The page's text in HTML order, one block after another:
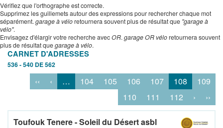
Vérifiez que l'orthographe est correcte.
Supprimez les guillemets autour des expressions pour rechercher chaque mot
séparément. garage à véloretournera souvent plus de résultat que "garage à
vélo".
Envisagez d'élargir votre recherche avecOR. garage OR véloretournera souvent
plus de résultat quegarage à vélo.
CARNET D'ADRESSES
536 - 540 DE 562
‹‹ ‹ … 104 105 106 107 108
109
110
111 112 › ››
Toufouk Tenere - Soleil du Désert asbl